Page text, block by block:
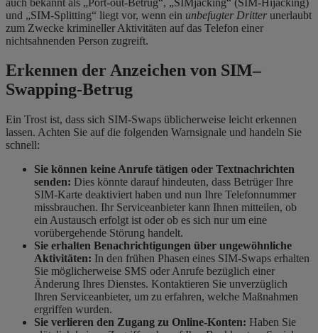
und „SIM-Splitting“ liegt vor, wenn ein unbefugter Dritter unerlaubt
zum Zwecke krimineller Aktivitäten auf das Telefon einer
nichtsahnenden Person zugreift.
Erkennen der Anzeichen von SIM–
Swapping-Betrug
Ein Trost ist, dass sich SIM-Swaps üblicherweise leicht erkennen
lassen. Achten Sie auf die folgenden Warnsignale und handeln Sie
schnell:
Sie können keine Anrufe tätigen oder Textnachrichten
senden: Dies könnte darauf hindeuten, dass Betrüger Ihre
SIM-Karte deaktiviert haben und nun Ihre Telefonnummer
missbrauchen. Ihr Serviceanbieter kann Ihnen mitteilen, ob
ein Austausch erfolgt ist oder ob es sich nur um eine
vorübergehende Störung handelt.
Sie erhalten Benachrichtigungen über ungewöhnliche
Aktivitäten: In den frühen Phasen eines SIM-Swaps erhalten
Sie möglicherweise SMS oder Anrufe bezüglich einer
Änderung Ihres Dienstes. Kontaktieren Sie unverzüglich
Ihren Serviceanbieter, um zu erfahren, welche Maßnahmen
ergriffen wurden.
Sie verlieren den Zugang zu Online-Konten: Haben Sie